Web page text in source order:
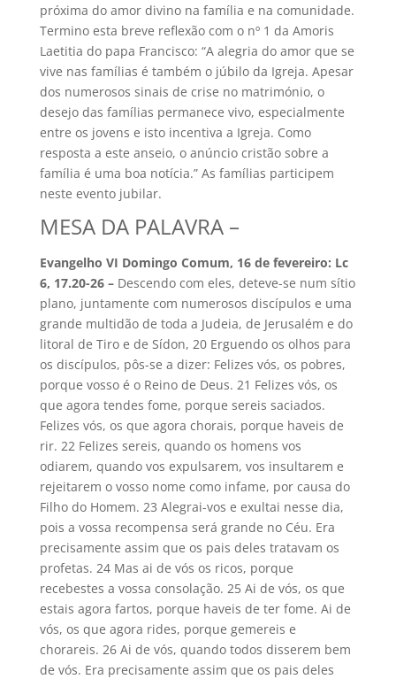
próxima do amor divino na família e na comunidade.
Termino esta breve reflexão com o nº 1 da Amoris
Laetitia do papa Francisco: “A alegria do amor que se
vive nas famílias é também o júbilo da Igreja. Apesar
dos numerosos sinais de crise no matrimónio, o
desejo das famílias permanece vivo, especialmente
entre os jovens e isto incentiva a Igreja. Como
resposta a este anseio, o anúncio cristão sobre a
família é uma boa notícia.” As famílias participem
neste evento jubilar.
MESA DA PALAVRA –
Evangelho VI Domingo Comum, 16 de fevereiro: Lc
6, 17.20-26 – Descendo com eles, deteve-se num sítio
plano, juntamente com numerosos discípulos e uma
grande multidão de toda a Judeia, de Jerusalém e do
litoral de Tiro e de Sídon, 20 Erguendo os olhos para
os discípulos, pôs-se a dizer: Felizes vós, os pobres,
porque vosso é o Reino de Deus. 21 Felizes vós, os
que agora tendes fome, porque sereis saciados.
Felizes vós, os que agora chorais, porque haveis de
rir. 22 Felizes sereis, quando os homens vos
odiarem, quando vos expulsarem, vos insultarem e
rejeitarem o vosso nome como infame, por causa do
Filho do Homem. 23 Alegrai-vos e exultai nesse dia,
pois a vossa recompensa será grande no Céu. Era
precisamente assim que os pais deles tratavam os
profetas. 24 Mas ai de vós os ricos, porque
recebestes a vossa consolação. 25 Ai de vós, os que
estais agora fartos, porque haveis de ter fome. Ai de
vós, os que agora rides, porque gemereis e
chorareis. 26 Ai de vós, quando todos disserem bem
de vós. Era precisamente assim que os pais deles